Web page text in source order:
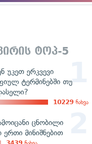
ტოპ-5
უკეთ ერკვევი
ტერმინებში თუ
10229 ნახვა
ცნობილი
ერთი მინიშნებით